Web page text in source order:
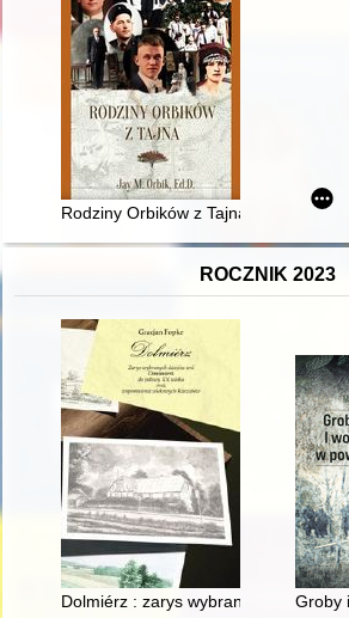
Rodziny Orbików z Tajna
ROCZNIK 2023
Dolmiérz : zarys wybranych dziejów
Groby